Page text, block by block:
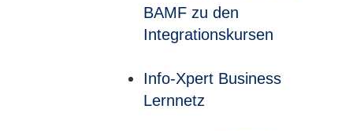
BAMF zu den
Integrationskursen
Info-Xpert Business
Lernnetz